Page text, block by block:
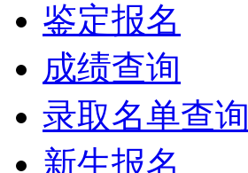
鉴定报名
成绩查询
录取名单查询
新生报名